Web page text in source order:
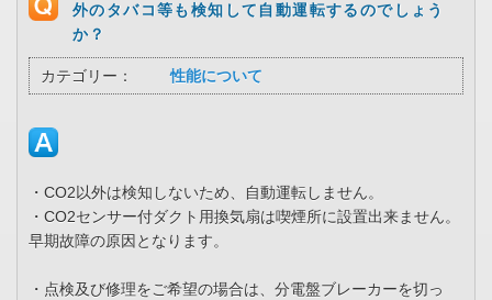
外のタバコ等も検知して自動運転するのでしょう
か？
カテゴリー： 性能について
・CO2以外は検知しないため、自動運転しません。
・CO2センサー付ダクト用換気扇は喫煙所に設置出来ません。
早期故障の原因となります。
・点検及び修理をご希望の場合は、分電盤ブレーカーを切っ